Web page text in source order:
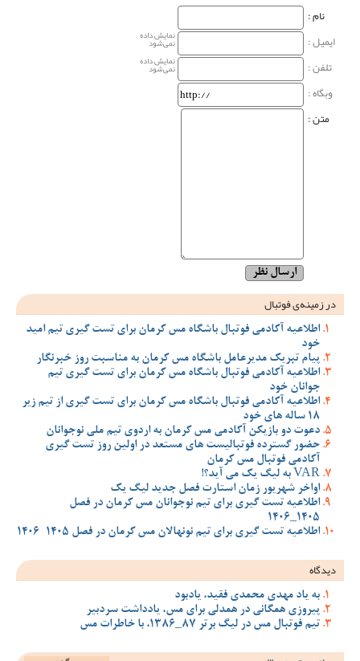
نام‌ :
ایمیل :
نمایش داده
نمی‌شود
تلفن : نمایش داده
نمی‌شود
وبگاه‌ :
متن :
در زمینه‌ی فوتبال
اطلاعیه آکادمی فوتبال باشگاه مس کرمان برای تست گیری تیم امید
خود
پیام تبریک مدیرعامل باشگاه مس کرمان به مناسبت روز خبرنگار
اطلاعیه آکادمی فوتبال باشگاه مس کرمان برای تست گیری تیم
جوانان خود
اطلاعیه آکادمی فوتبال باشگاه مس کرمان برای تست گیری از تیم زیر
18 ساله های خود
دعوت دو بازیکن آکادمی مس کرمان به اردوی تیم ملی نوجوانان
حضور گسترده فوتبالیست های مستعد در اولین روز تست گیری
آکادمی فوتبال مس کرمان
VAR به لیگ یک می آید؟!
اواخر شهریور زمان استارت فصل جدید لیگ یک
اطلاعیه تست گیری برای تیم نوجوانان مس کرمان در فصل
1405_1406
اطلاعیه تست گیری برای تیم نونهالان مس کرمان در فصل 1405-1406
دیدگاه
به یاد مهدی محمدی فقید، یادبود
پیروزی همگانی در همدلی برای مس، یادداشت سردبیر
تیم فوتبال مس در لیگ برتر 87_1386، با خاطرات مس